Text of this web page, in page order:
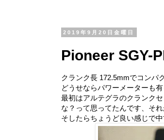
2019年9月20日金曜日
Pioneer SGY-
クランク長 172.5mmでコンパ
どうせならパワーメーターも有
最初はアルテグラのクランク
な？って思ってたんです、そ
そしたらちょうど良い感じで